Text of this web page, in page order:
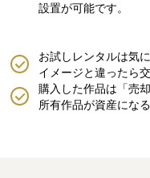
設置が可能です。
購入した作品は「売
所有作品が資産になる
お試しレンタルは気
イメージと違ったら